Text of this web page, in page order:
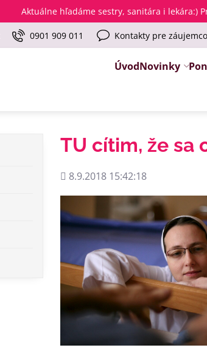
Aktuálne hľadáme sestry, sanitára i lekára:)
0901 909 011 Kontakty pre
ÚvodNovinky
TU cítim, že sa
Pridané
8.9.2018 15:42:18